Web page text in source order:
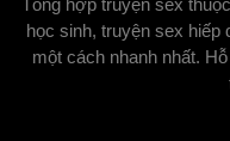
học sinh, truyện sex hiếp
một cách nhanh nhất.